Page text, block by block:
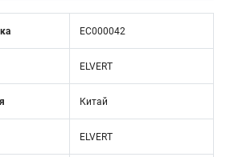
EC000042
ELVERT
Китай
ELVERT